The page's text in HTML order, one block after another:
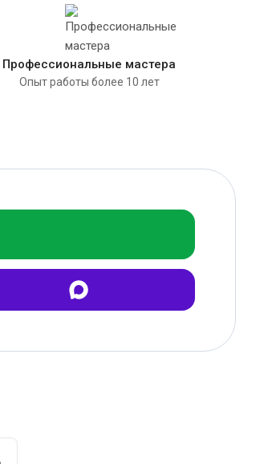
Профессиональные мастера
Опыт работы более 10 лет